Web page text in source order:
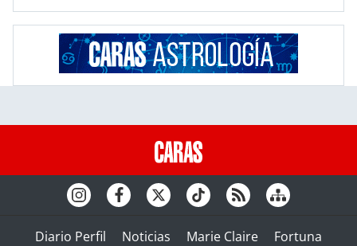
Diario Perfil Noticias Marie Claire
Fortuna